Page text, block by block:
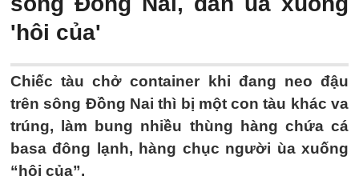
'hôi của'
Chiếc tàu chở container khi đang neo đậu
trên sông Đồng Nai thì bị một con tàu khác va
trúng, làm bung nhiều thùng hàng chứa cá
basa đông lạnh, hàng chục người ùa xuống
“hôi của”.